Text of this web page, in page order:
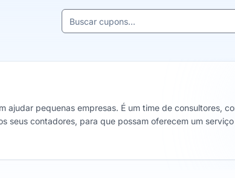
Buscar cupons e lojas
pequenas empresas. É um time de consultores,
seus contadores, para que possam oferecem um